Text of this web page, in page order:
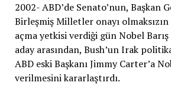
2002- ABD’de Senato’nun, Başkan
Birleşmiş Milletler onayı
açma yetkisi verdiği gün Nobel
aday arasından, Bush’un Irak
ABD eski Başkanı Jimmy Carter’a
verilmesini kararlaştırdı.